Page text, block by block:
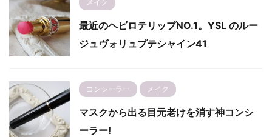
メイク
最近のヘビロテリップNO.1。YSL のルー
ジュヴォリュプテシャイン41
コンシーラー メイク
マスクから出る目元老けを消す神コンシ
ーラー!